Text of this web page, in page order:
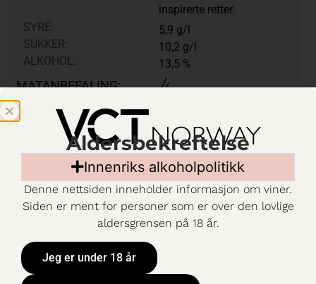
inspirerte retter.
SYRE:
5,9 g/l
SUKKER:
10,2 g/l
ALKOHOL:
13,5 %
MATANBEFALING:
Til Vinmonopolet
Aldersbekreftelse
Innenriks alkoholpolitikk
Denne nettsiden inneholder informasjon om viner.
Siden er ment for personer som er over den lovlige
aldersgrensen på 18 år.
Jeg er under 18 år